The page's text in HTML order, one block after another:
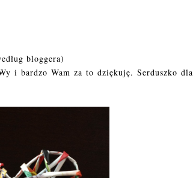
bloggera)
i bardzo Wam za to dziękuję. Serduszko dla